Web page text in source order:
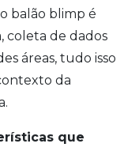
balão blimp é
coleta de dados
áreas, tudo isso
da
que